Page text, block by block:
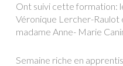
Ont suivi cette formation:
Véronique Lercher-Raulot
madame Anne- Marie
Semaine riche en